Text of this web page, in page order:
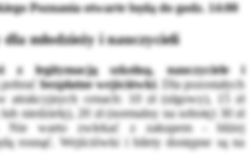
Poznania otwarte będą do godz. 14:00
młodzieży i nauczycieli
z legitymacją szkolną, nauczyciele i
bezpłatne wejściówki. Dla pozostałych
atrakcyjnych cenach: 10 zł (ulgowy), 15 zł
niedzielę), 20 zł (normalny na sobotę) 30 zł
Nie warto zwlekać z zakupem - bliżej
rosnąć. Wejściówki i bilety dostępne są na